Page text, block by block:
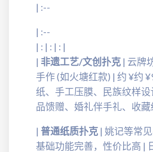
| :--
| :--
| : | : | : |
| 非遗工艺/文创扑克 | 云牌
手作 (如火塘红款) | 约 ¥约
纸、手工压膜、民族纹样
品馈赠、婚礼伴手礼、收藏
| 普通纸质扑克 | 姚记等常
基础功能完善，性价比高 |